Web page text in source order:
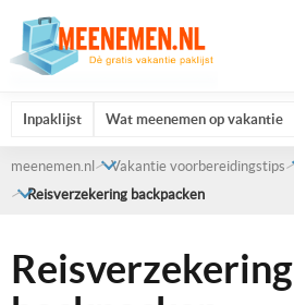
Inpaklijst Wat meenemen op vakantie
meenemen.nl Vakantie voorbereidingstips
Reisverzekering backpacken
Reisverzekering